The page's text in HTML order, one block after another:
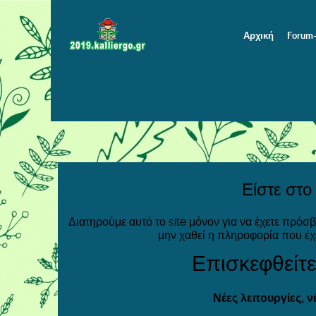
Αρχική
Είστε
Διατηρούμε αυτό το site μόνον για να έχετε
μην χαθεί η πληροφορία που
Νέες λειτουργίες,